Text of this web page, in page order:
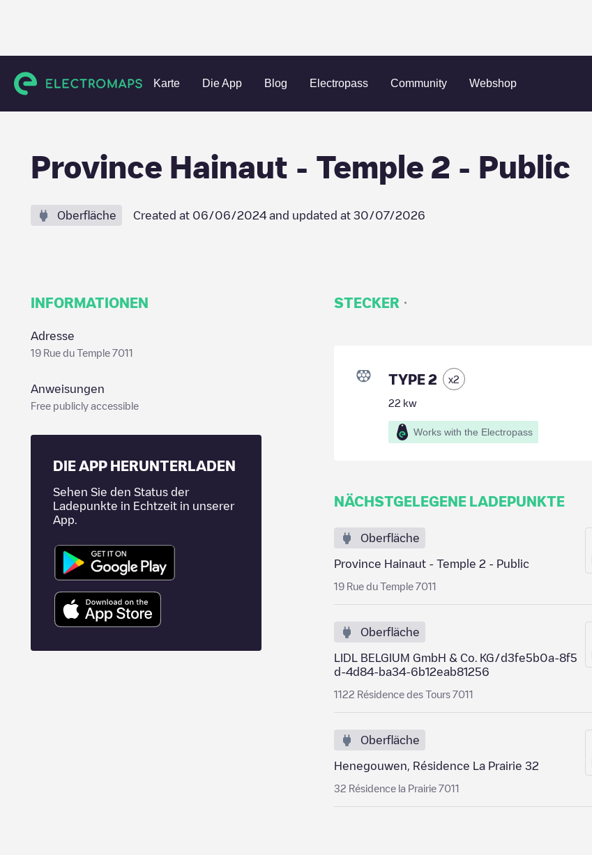
Karte Die App Blog Electropass Community Webshop
Charging stations Belgien Hainaut Mons Province Hainaut - Temple 2 - Public
Province Hainaut - Temple 2 - Public
Oberfläche Created at 06/06/2024 and updated at 30/07/2026
INFORMATIONEN
Adresse
19 Rue du Temple 7011
Anweisungen
Free publicly accessible
DIE APP HERUNTERLADEN
Sehen Sie den Status der
Ladepunkte in Echtzeit in unserer
App.
STECKER ·
TYPE 2 x2
22 kw
Works with the Electropass
NÄCHSTGELEGENE LADEPUNKTE
Oberfläche
Province Hainaut - Temple 2 - Public
19 Rue du Temple 7011
Oberfläche
LIDL BELGIUM GmbH & Co. KG/d3fe5b0a-8f5
d-4d84-ba34-6b12eab81256
1122 Résidence des Tours 7011
Oberfläche
Henegouwen, Résidence La Prairie 32
32 Résidence la Prairie 7011